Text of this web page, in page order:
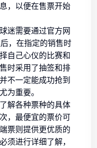
，以便在售票开始
迷需要通过官方网
，在指定的销售时
自己心仪的比赛和
时采用了抽签和排
不一定能成功抢到
为重要。
解各种票种的具体
，最便宜的票价可
票则提供更优质的
须进行详细了解，